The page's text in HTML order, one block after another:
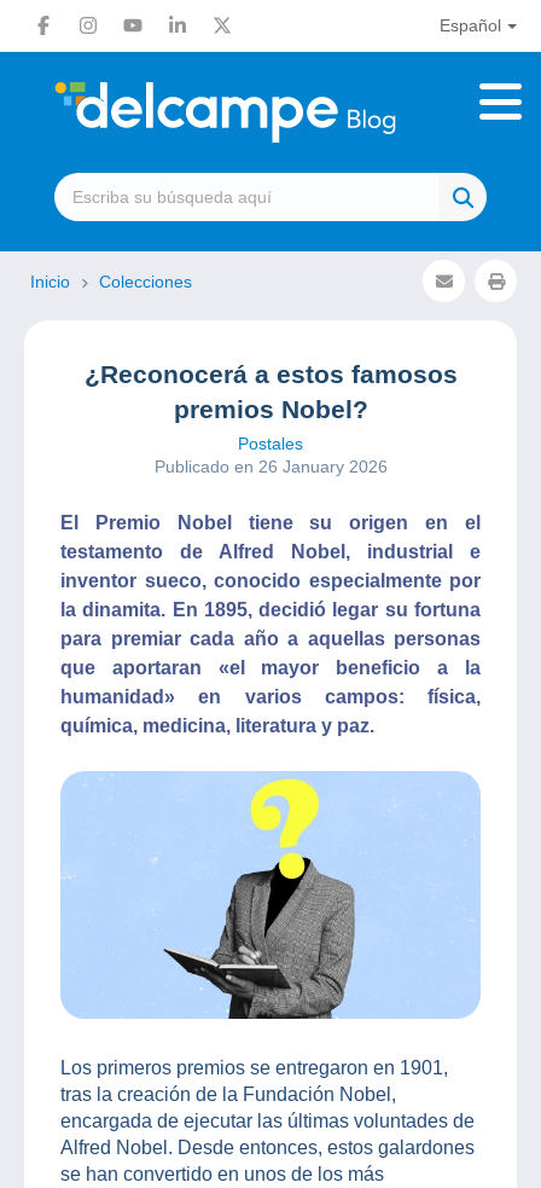
Español
Inicio Colecciones
¿Reconocerá a estos famosos
premios Nobel?
Postales
Publicado en 26 January 2026
El Premio Nobel tiene su origen en el
testamento de Alfred Nobel, industrial e
inventor sueco, conocido especialmente por
la dinamita. En 1895, decidió legar su fortuna
para premiar cada año a aquellas personas
que aportaran «el mayor beneficio a la
humanidad» en varios campos: física,
química, medicina, literatura y paz.
Los primeros premios se entregaron en 1901,
tras la creación de la Fundación Nobel,
encargada de ejecutar las últimas voluntades de
Alfred Nobel. Desde entonces, estos galardones
se han convertido en unos de los más